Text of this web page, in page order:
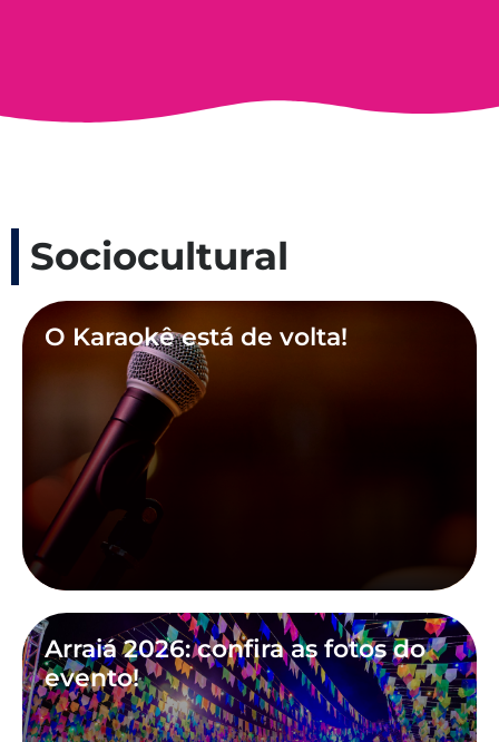
Sociocultural
O Karaokê está de volta!
Arraiá 2026: confira as fotos do
evento!